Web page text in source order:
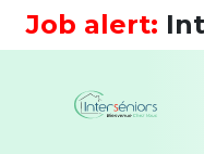
Job alert: